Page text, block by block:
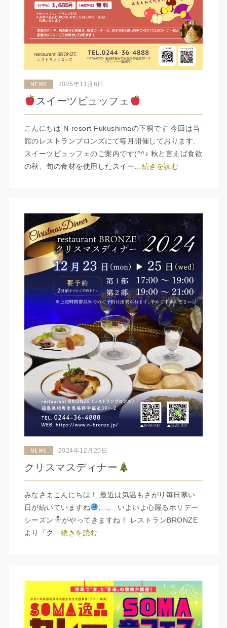
NEWS 2025年11月6日
スイーツビュッフェ
こんにちは N-resort Fukushimaの下桐です 今回は当
館のレストランブロンズにて毎月開催しております、
スイーツビュッフェのご案内です(^^♪ 秋と言えば食欲
の秋、旬の食材を使用したスイー …続きを読む
NEWS 2024年12月20日
クリスマスディナー
みなさまこんにちは！ 最近は気温もさがり毎日寒い
日が続いていますね
….。 いよいよ心躍るホリデー
シーズン
がやってきますね！ レストランBRONZE
より「ク
…続きを読む